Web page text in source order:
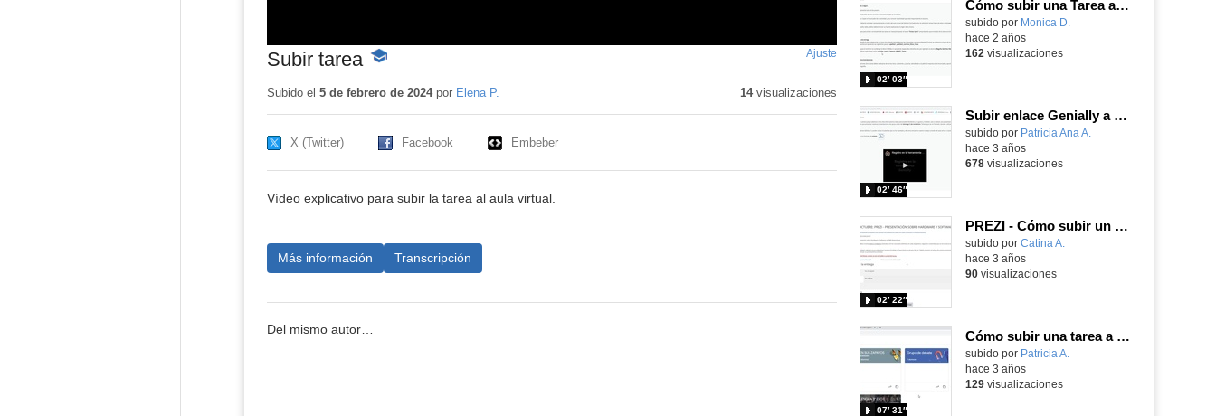
Subir tarea -
educativo
Ajuste
pantalla
Subido el 5 de febrero de 2024por Elena P. 14visualizaciones
X (Twitter) Facebook Embeber
Vídeo explicativo para subir la tarea al aula virtual.
Más información Transcripción
Del mismo autor…
Cómo subir una Tarea al Aula Virtual
Contenido educativo.
subido por Monica D.
02′ 03″
hace 2 años
162 visualizaciones
Subir enlace Genially a tarea del Aula Virtual
Contenido educativo.
subido por Patricia Ana A.
02′ 46″
hace 3 años
678visualizaciones
PREZI - Cómo subir un enlace de Prezi a una tarea del Aula Virtual
Contenido educativo.
subido por Catina A.
02′ 22″
hace 3 años
90visualizaciones
Cómo subir una tarea a Google Classroom
Contenido educativo.
subido por Patricia A.
07′ 31″
hace 3 años
129visualizaciones